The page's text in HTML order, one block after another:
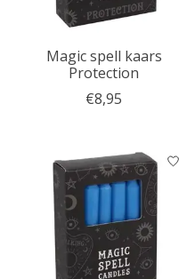
Magic spell kaars
Protection
€8,95